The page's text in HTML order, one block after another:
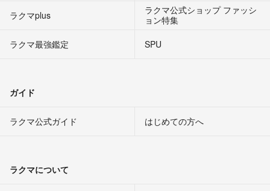
ラクマplus
ラクマ公式ショップ ファッシ
ョン特集
ラクマ最強鑑定
SPU
ガイド
ラクマ公式ガイド はじめての方へ
ラクマについて